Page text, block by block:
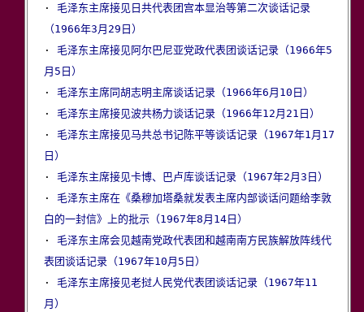
· 毛泽东主席接见日共代表团宫本显治等第二次谈话记录
（1966年3月29日）
· 毛泽东主席接见阿尔巴尼亚党政代表团谈话记录（1966年5
月5日）
· 毛泽东主席同胡志明主席谈话记录（1966年6月10日）
· 毛泽东主席接见波共杨力谈话记录（1966年12月21日）
· 毛泽东主席接见马共总书记陈平等谈话记录（1967年1月17
日）
· 毛泽东主席接见卡博、巴卢库谈话记录（1967年2月3日）
· 毛泽东主席在《桑穆加塔桑就发表主席内部谈话问题给李敦
白的一封信》上的批示（1967年8月14日）
· 毛泽东主席会见越南党政代表团和越南南方民族解放阵线代
表团谈话记录（1967年10月5日）
· 毛泽东主席接见老挝人民党代表团谈话记录（1967年11
月）